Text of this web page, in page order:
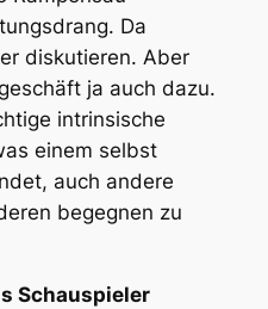
Da
diskutieren. Aber
ja auch dazu.
intrinsische
einem selbst
auch andere
begegnen zu
Schauspieler